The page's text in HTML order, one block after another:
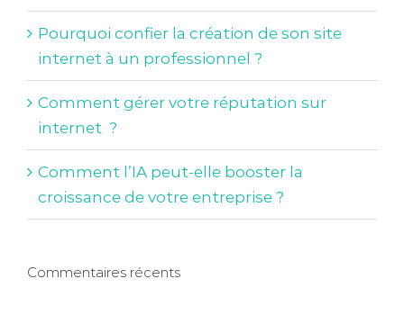
Pourquoi confier la création de son site
internet à un professionnel ?
Comment gérer votre réputation sur
internet ?
Comment l’IA peut-elle booster la
croissance de votre entreprise ?
Commentaires récents